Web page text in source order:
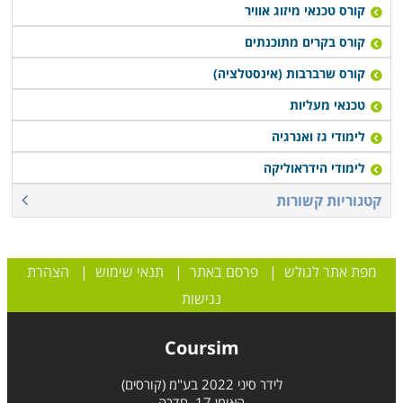
להשתלב תחילה בחברה מקצועית ומובילה בתחום
האלקטרוניקה והחשמל ולצבור ידע וניסיון ורק בשלב מאוחר
יותר, לפתוח עסק עצמאי, שכן ישנה אחריות רבה לעסק
העומד בפני עצמו על כל טעות או תקלה מאשר גיבוי הניתן
מהחברה המעסיקה.
קורס טכנאי מיזוג אוויר
קורס בקרים מתוכנתים
קורס שרברבות (אינסטלציה)
טכנאי מעליות
לימודי גז ואנרגיה
לימודי הידראוליקה
קטגוריות קשורות
מפת אתר לגולש |פרסם באתר | תנאי שימוש | הצהרת
נגישות
Coursim
לידר סיני 2022 בע"מ (קורסים)